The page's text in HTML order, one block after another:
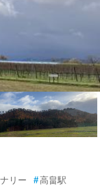
リー #高畠駅